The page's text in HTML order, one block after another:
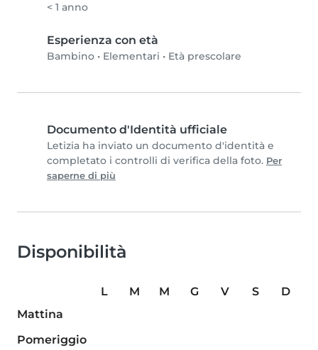
< 1 anno
Esperienza con età
Bambino • Elementari • Età prescolare
Documento d'Identità ufficiale
Letizia ha inviato un documento d'identità e
completato i controlli di verifica della foto. Per
saperne di più
Disponibilità
L M M G V S
D
Mattina
Pomeriggio